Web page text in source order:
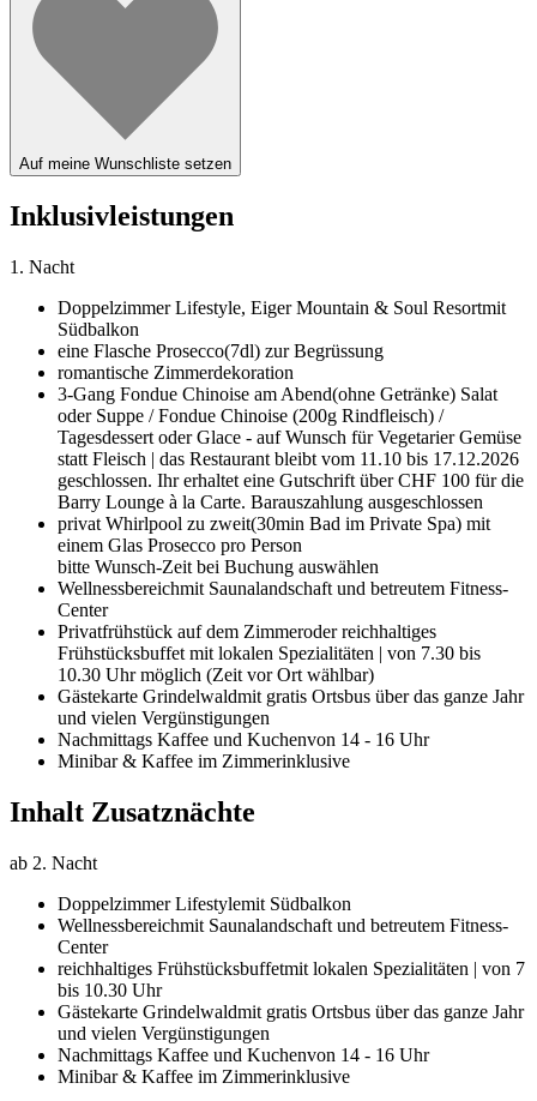
Auf meine Wunschliste setzen
Inklusivleistungen
1. Nacht
Doppelzimmer Lifestyle, Eiger Mountain & Soul Resortmit
Südbalkon
eine Flasche Prosecco(7dl) zur Begrüssung
romantische Zimmerdekoration
3-Gang Fondue Chinoise am Abend(ohne Getränke) Salat
oder Suppe / Fondue Chinoise (200g Rindfleisch) /
Tagesdessert oder Glace - auf Wunsch für Vegetarier Gemüse
statt Fleisch | das Restaurant bleibt vom 11.10 bis 17.12.2026
geschlossen. Ihr erhaltet eine Gutschrift über CHF 100 für die
Barry Lounge à la Carte. Barauszahlung ausgeschlossen
privat Whirlpool zu zweit(30min Bad im Private Spa) mit
einem Glas Prosecco pro Person
bitte Wunsch-Zeit bei Buchung auswählen
Wellnessbereichmit Saunalandschaft und betreutem Fitness-
Center
Privatfrühstück auf dem Zimmeroder reichhaltiges
Frühstücksbuffet mit lokalen Spezialitäten | von 7.30 bis
10.30 Uhr möglich (Zeit vor Ort wählbar)
Gästekarte Grindelwaldmit gratis Ortsbus über das ganze Jahr
und vielen Vergünstigungen
Nachmittags Kaffee und Kuchenvon 14 - 16 Uhr
Minibar & Kaffee im Zimmerinklusive
Inhalt Zusatznächte
ab 2. Nacht
Doppelzimmer Lifestylemit Südbalkon
Wellnessbereichmit Saunalandschaft und betreutem Fitness-
Center
reichhaltiges Frühstücksbuffetmit lokalen Spezialitäten | von 7
bis 10.30 Uhr
Gästekarte Grindelwaldmit gratis Ortsbus über das ganze Jahr
und vielen Vergünstigungen
Nachmittags Kaffee und Kuchenvon 14 - 16 Uhr
Minibar & Kaffee im Zimmerinklusive